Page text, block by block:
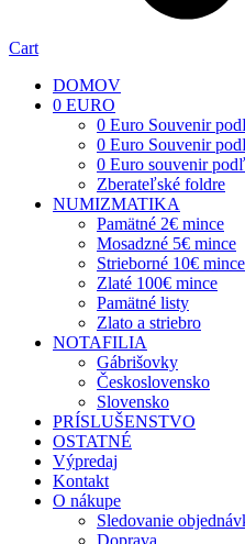
Cart
DOMOV
0 EURO
0 Euro Souvenir
0 Euro Souvenir
0 Euro souvenir
Zberateľské foldre
NUMIZMATIKA
Pamätné 2€ mince
Mosadzné 5€ mince
Strieborné 10€ mince
Zlaté 100€ mince
Pamätné listy
Zlato a striebro
NOTAFILIA
Gábrišovky
Československo
Slovensko
PRÍSLUŠENSTVO
OSTATNÉ
Výpredaj
Kontakt
O nákupe
Sledovanie
Doprava